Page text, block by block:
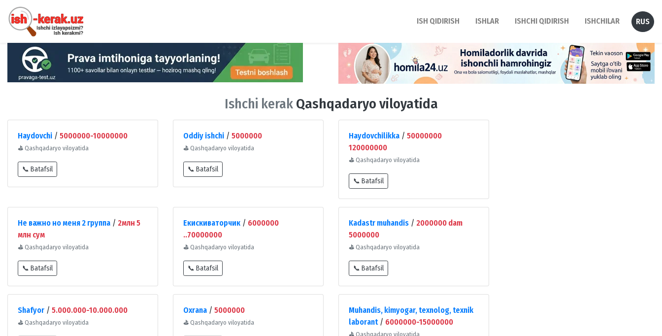
ISH QIDIRISH ISHLAR ISHCHI QIDIRISH ISHCHILAR RUS
Ishchi kerak Qashqadaryo viloyatida
Haydovchi / 5000000-10000000
⛳ Qashqadaryo viloyatida
📞 Batafsil
Oddiy ishchi / 5000000
⛳ Qashqadaryo viloyatida
📞 Batafsil
Haydovchilikka / 50000000
120000000
⛳ Qashqadaryo viloyatida
📞 Batafsil
Не важно но меня 2 группа / 2млн 5
млн сум
⛳ Qashqadaryo viloyatida
📞 Batafsil
Екискиваторчик / 6000000
..70000000
⛳ Qashqadaryo viloyatida
📞 Batafsil
Kadastr muhandis / 2000000 dam
5000000
⛳ Qashqadaryo viloyatida
📞 Batafsil
Shafyor / 5.000.000-10.000.000
⛳ Qashqadaryo viloyatida
Oxrana / 5000000
⛳ Qashqadaryo viloyatida
Muhandis, kimyogar, texnolog, texnik
laborant/ 6000000-15000000
⛳ Qashqadaryo viloyatida